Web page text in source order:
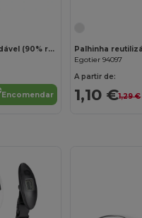
Garrafa em aço inoxidável (90% reciclado) com parede simples
Encomendar
Egotier 94097
A partir de:
1,10 €1,29 €